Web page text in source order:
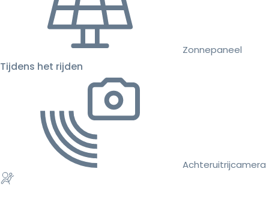
Zonnepaneel
Tijdens het rijden
Achteruitrijcamera